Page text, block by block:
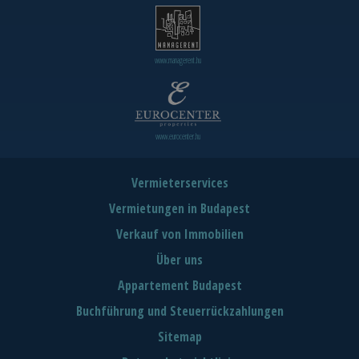
www.managerent.hu
www.eurocenter.hu
Vermieterservices
Vermietungen in Budapest
Verkauf von Immobilien
Über uns
Appartement Budapest
Buchführung und Steuerrückzahlungen
Sitemap